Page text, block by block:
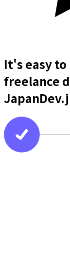
It's easy
freelance